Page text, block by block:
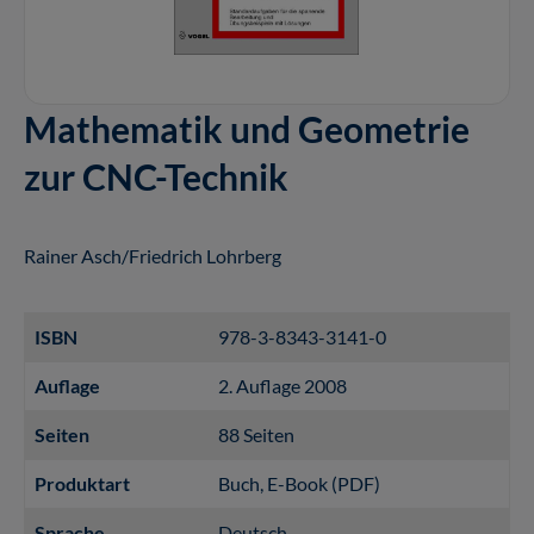
Mathematik und Geometrie
zur CNC-Technik
Rainer Asch/Friedrich Lohrberg
ISBN 978-3-8343-3141-0
Auflage 2. Auflage 2008
Seiten 88 Seiten
Produktart Buch , E-Book (PDF)